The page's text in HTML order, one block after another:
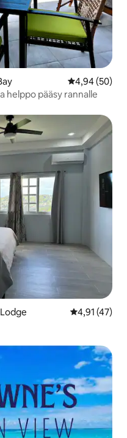
4,94 (50)
helppo pääsy rannalle
4,91 (47)